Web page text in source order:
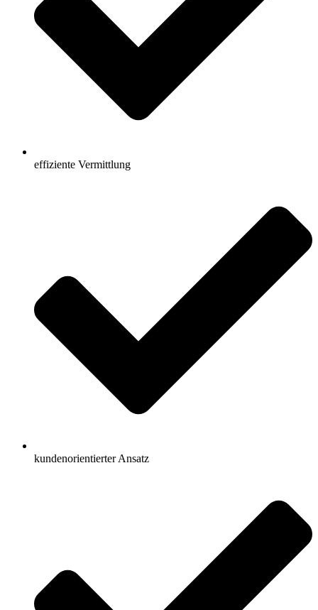
effiziente Vermittlung
kundenorientierter Ansatz